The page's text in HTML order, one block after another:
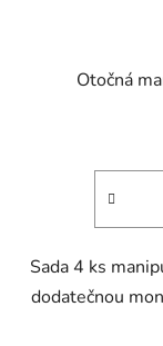
Otočná
Sada 4 ks
dodatečnou